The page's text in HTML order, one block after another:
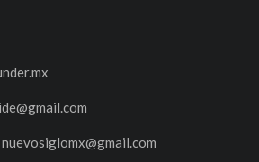
nuevosiglomx@gmail.com